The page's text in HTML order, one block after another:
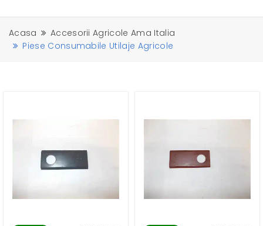
Acasa
Accesorii Agricole Ama Italia
Piese Consumabile Utilaje Agricole